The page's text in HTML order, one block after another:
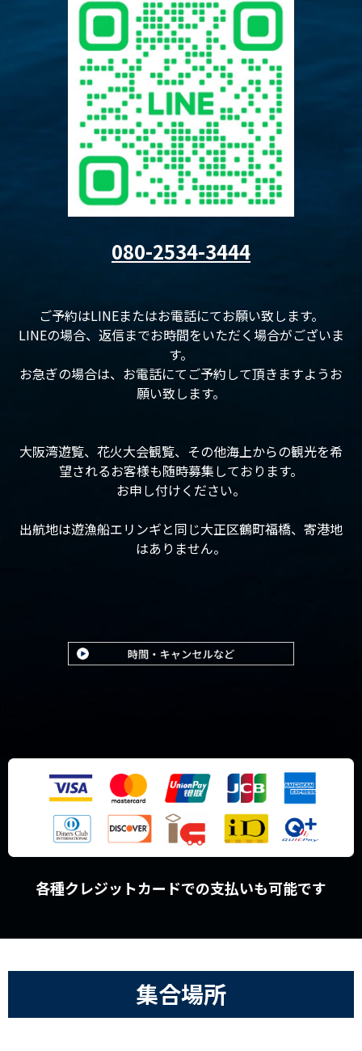
080-2534-3444
ご予約はLINEまたはお電話にてお願い致します。
LINEの場合、返信までお時間をいただく場合がございま
す。
お急ぎの場合は、お電話にてご予約して頂きますようお
願い致します。
大阪湾遊覧、花火大会観覧、その他海上からの観光を希
望されるお客様も随時募集しております。
お申し付けください。
出航地は遊漁船エリンギと同じ大正区鶴町福橋、寄港地
はありません。
各種クレジットカードでの支払いも可能です
集合場所